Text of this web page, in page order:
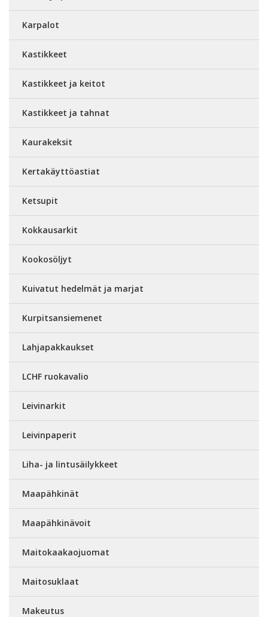
Karpalot
Kastikkeet
Kastikkeet ja keitot
Kastikkeet ja tahnat
Kaurakeksit
Kertakäyttöastiat
Ketsupit
Kokkausarkit
Kookosöljyt
Kuivatut hedelmät ja marjat
Kurpitsansiemenet
Lahjapakkaukset
LCHF ruokavalio
Leivinarkit
Leivinpaperit
Liha- ja lintusäilykkeet
Maapähkinät
Maapähkinävoit
Maitokaakaojuomat
Maitosuklaat
Makeutus